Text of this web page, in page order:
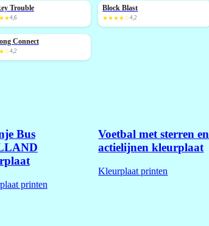
Trouble
4,6
NIEUW
Block Blast
★★★★☆4,2
Connect
4,2
Bus
printen
Voetbal met sterren en
actielijnen kleurplaat
Kleurplaat printen